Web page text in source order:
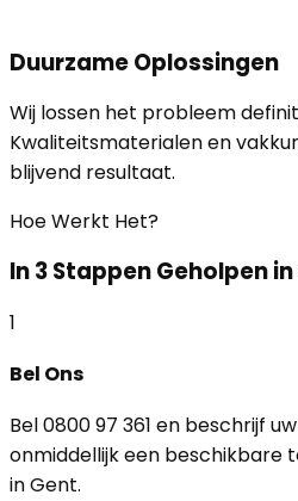
Duurzame Oplossingen
Wij lossen het probleem
Kwaliteitsmaterialen en
blijvend resultaat.
Hoe Werkt Het?
In 3 Stappen Geholpen
1
Bel Ons
Bel 0800 97 361 en beschrijf
onmiddellijk een beschikbare
in Gent.